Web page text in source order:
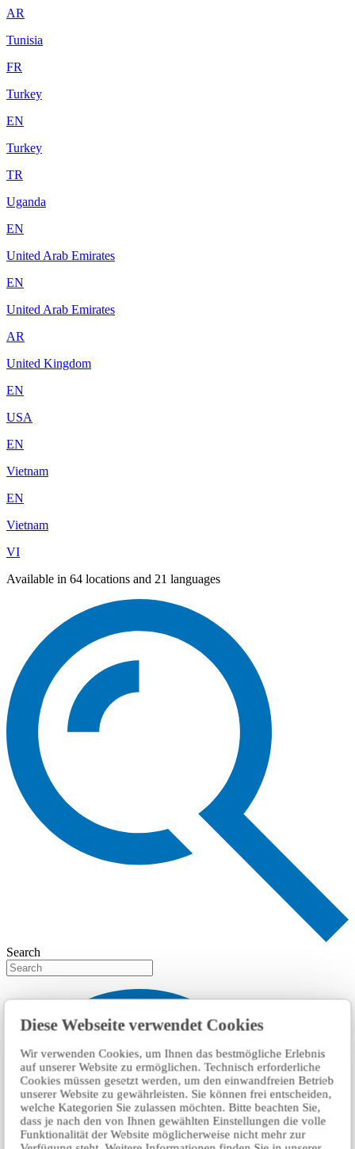
Diese Webseite verwendet Cookies
Wir verwenden Cookies, um Ihnen das bestmögliche Erlebnis
auf unserer Website zu ermöglichen. Technisch erforderliche
Cookies müssen gesetzt werden, um den einwandfreien Betrieb
unserer Website zu gewährleisten. Sie können frei entscheiden,
welche Kategorien Sie zulassen möchten. Bitte beachten Sie,
dass je nach den von Ihnen gewählten Einstellungen die volle
Funktionalität der Website möglicherweise nicht mehr zur
AR
Tunisia
FR
Turkey
EN
Turkey
TR
Uganda
EN
United Arab Emirates
EN
United Arab Emirates
AR
United Kingdom
EN
USA
EN
Vietnam
EN
Vietnam
VI
Available in 64 locations and 21 languages
Search